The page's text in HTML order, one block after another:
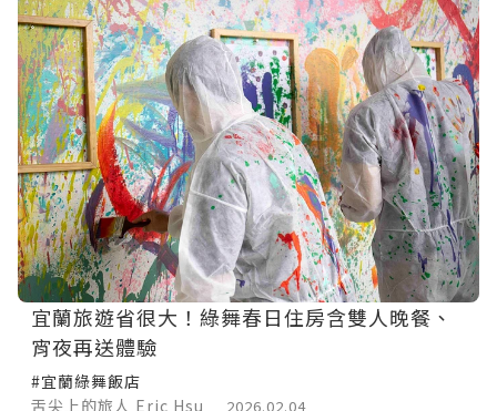
宜蘭旅遊省很大！綠舞春日住房含雙人晚餐、
宵夜再送體驗
#宜蘭綠舞飯店
舌尖上的旅人 Eric Hsu
2026.02.04